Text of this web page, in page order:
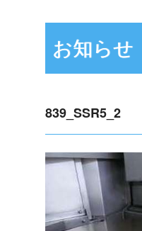
お知らせ
839_SSR5_2